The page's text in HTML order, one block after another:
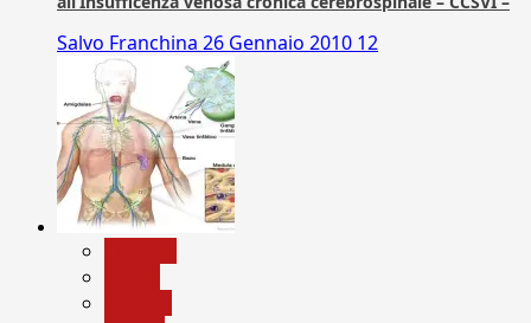
Salvo Franchina 26 Gennaio 2010 12